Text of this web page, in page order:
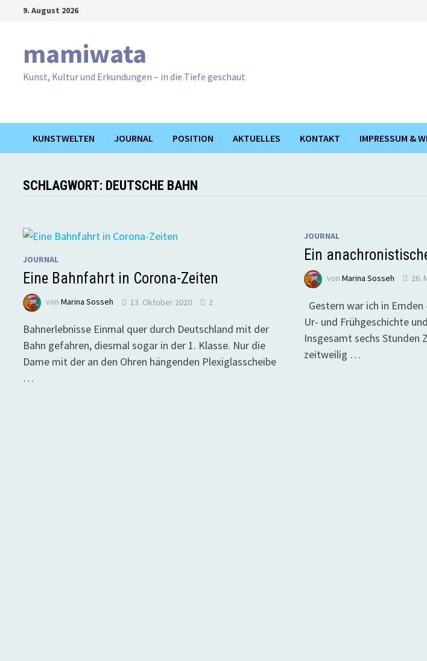
9. August 2026
mamiwata
Kunst, Kultur und Erkundungen – in die Tiefe geschaut
KUNSTWELTEN JOURNAL POSITION AKTUELLES KONTAKT IMPRESSUM &
SCHLAGWORT: DEUTSCHE BAHN
JOURNAL
Eine Bahnfahrt in Corona-Zeiten
vonMarina Sosseh 13. Oktober 2020 2
Bahnerlebnisse Einmal quer durch Deutschland mit der
Bahn gefahren, diesmal sogar in der 1. Klasse. Nur die
Dame mit der an den Ohren hängenden Plexiglasscheibe
…
JOURNAL
Ein
von Marina Sosseh 26.
Gestern war ich in
Ur- und Frühgeschichte
Insgesamt sechs Stunden
zeitweilig …